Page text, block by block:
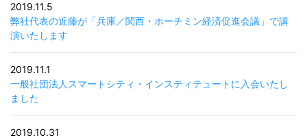
2019.11.5
弊社代表の近藤が「兵庫／関西・ホーチミン経済促進会議」で講
演いたします
2019.11.1
一般社団法人スマートシティ・インスティテュートに入会いたし
ました
2019.10.31